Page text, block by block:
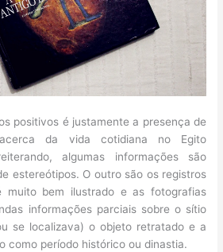
positivos é justamente a presença de
da vida cotidiana no Egito
algumas informações são
estereótipos. O outro são os registros
muito bem ilustrado e as fotografias
informações parciais sobre o sítio
se localizava) o objeto retratado e a
como período histórico ou dinastia.